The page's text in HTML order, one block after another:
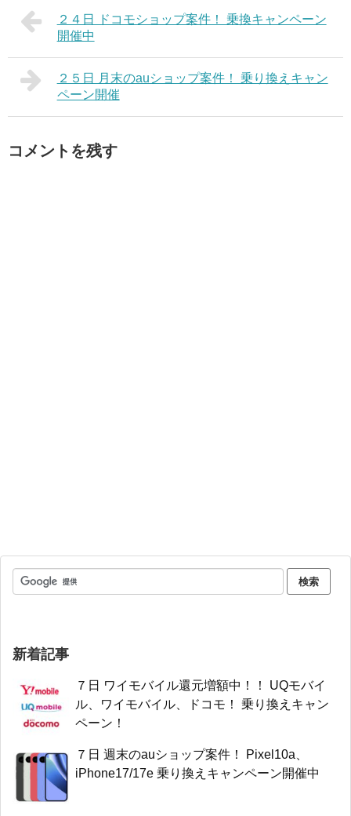
２４日 ドコモショップ案件！ 乗換キャンペーン
開催中
２５日 月末のauショップ案件！ 乗り換えキャン
ペーン開催
コメントを残す
新着記事
７日 ワイモバイル還元増額中！！ UQモバイ
ル、ワイモバイル、ドコモ！ 乗り換えキャン
ペーン！
７日 週末のauショップ案件！ Pixel10a、
iPhone17/17e 乗り換えキャンペーン開催中